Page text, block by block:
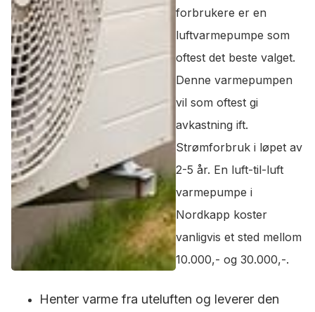
forbrukere er en
luftvarmepumpe som
oftest det beste valget.
Denne varmepumpen
vil som oftest gi
avkastning ift.
Strømforbruk i løpet av
2-5 år. En luft-til-luft
varmepumpe i
Nordkapp koster
vanligvis et sted mellom
10.000,- og 30.000,-.
Henter varme fra uteluften og leverer den